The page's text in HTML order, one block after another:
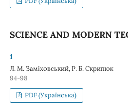
SCIENCE AND MODERN
1
Л. М. Заміховський, Р. Б. Скрипюк
94-98
PDF (Українська)